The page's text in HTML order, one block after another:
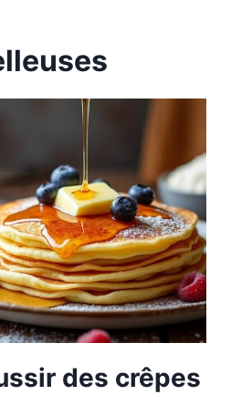
des crêpes